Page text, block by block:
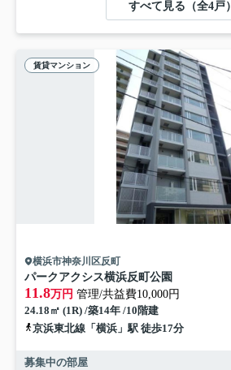
すべて見る（全4戸）
賃貸マンション
横浜市神奈川区反町
パークアクシス横浜反町公園
11.8万円 管理/共益費10,000円
24.18㎡ (1R) /築14年 /10階建
京浜東北線「横浜」駅 徒歩17分
募集中の部屋